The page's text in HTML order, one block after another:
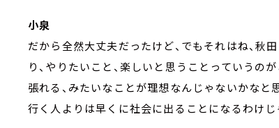
小泉
だから全然大丈夫だったけど、でもそれはね、秋
り、やりたいこと、楽しいと思うことっていうの
張れる、みたいなことが理想なんじゃないかな
行く人よりは早くに社会に出ることになるわけじ